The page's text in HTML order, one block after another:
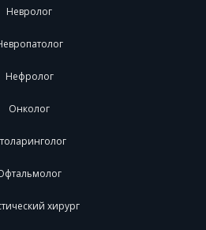
Невролог
Нефролог
Онколог
хирург